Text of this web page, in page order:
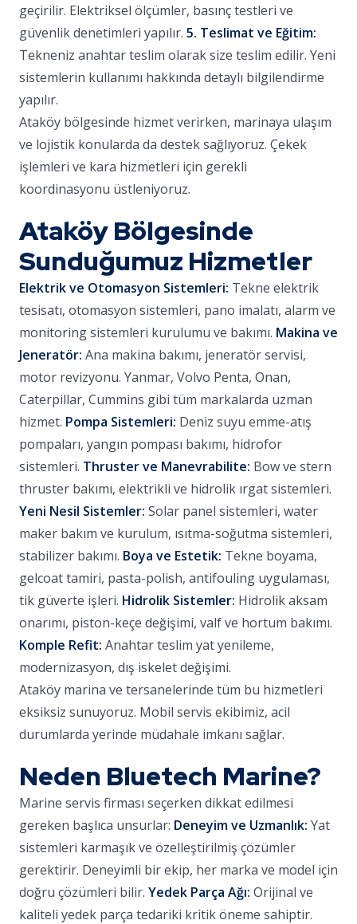
geçirilir. Elektriksel ölçümler, basınç testleri ve
güvenlik denetimleri yapılır. 5. Teslimat ve Eğitim:
Tekneniz anahtar teslim olarak size teslim edilir. Yeni
sistemlerin kullanımı hakkında detaylı bilgilendirme
yapılır.
Ataköy bölgesinde hizmet verirken, marinaya ulaşım
ve lojistik konularda da destek sağlıyoruz. Çekek
işlemleri ve kara hizmetleri için gerekli
koordinasyonu üstleniyoruz.
Ataköy Bölgesinde
Sunduğumuz Hizmetler
Elektrik ve Otomasyon Sistemleri: Tekne elektrik
tesisatı, otomasyon sistemleri, pano imalatı, alarm ve
monitoring sistemleri kurulumu ve bakımı. Makina ve
Jeneratör: Ana makina bakımı, jeneratör servisi,
motor revizyonu. Yanmar, Volvo Penta, Onan,
Caterpillar, Cummins gibi tüm markalarda uzman
hizmet. Pompa Sistemleri: Deniz suyu emme-atış
pompaları, yangın pompası bakımı, hidrofor
sistemleri. Thruster ve Manevrabilite: Bow ve stern
thruster bakımı, elektrikli ve hidrolik ırgat sistemleri.
Yeni Nesil Sistemler: Solar panel sistemleri, water
maker bakım ve kurulum, ısıtma-soğutma sistemleri,
stabilizer bakımı. Boya ve Estetik: Tekne boyama,
gelcoat tamiri, pasta-polish, antifouling uygulaması,
tik güverte işleri. Hidrolik Sistemler: Hidrolik aksam
onarımı, piston-keçe değişimi, valf ve hortum bakımı.
Komple Refit: Anahtar teslim yat yenileme,
modernizasyon, dış iskelet değişimi.
Ataköy marina ve tersanelerinde tüm bu hizmetleri
eksiksiz sunuyoruz. Mobil servis ekibimiz, acil
durumlarda yerinde müdahale imkanı sağlar.
Neden Bluetech Marine?
Marine servis firması seçerken dikkat edilmesi
gereken başlıca unsurlar: Deneyim ve Uzmanlık: Yat
sistemleri karmaşık ve özelleştirilmiş çözümler
gerektirir. Deneyimli bir ekip, her marka ve model için
doğru çözümleri bilir. Yedek Parça Ağı: Orijinal ve
kaliteli yedek parça tedariki kritik öneme sahiptir.